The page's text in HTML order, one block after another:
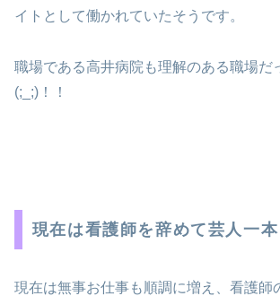
イトとして働かれていたそうです。
職場である高井病院も理解のある職場だ
(;_;)！！
現在は看護師を辞めて芸人一本
現在は無事お仕事も順調に増え、看護師